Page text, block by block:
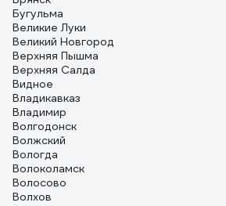
Бугульма
Великие Луки
Великий Новгород
Верхняя Пышма
Верхняя Салда
Видное
Владикавказ
Владимир
Волгодонск
Волжский
Вологда
Волоколамск
Волосово
Волхов